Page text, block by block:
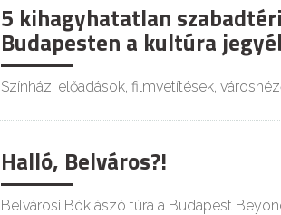
5 kihagyhatatlan
Budapesten a kultúra
Színházi előadások, filmvetítések,
Halló, Belváros?!
Belvárosi Bóklászó túra a Budapest